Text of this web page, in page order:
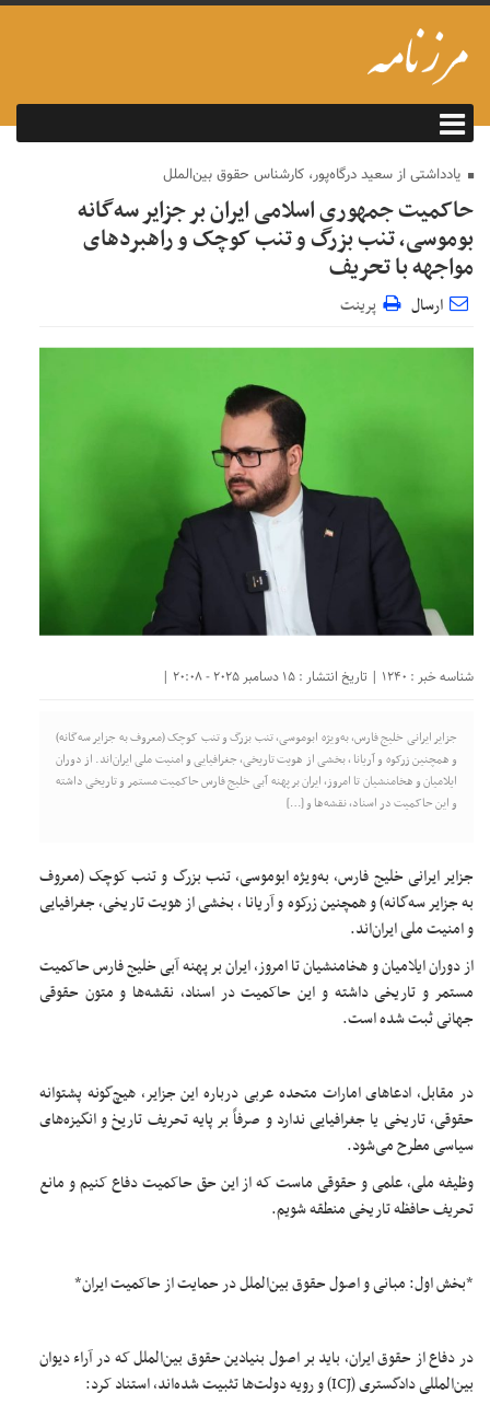
یادداشتی از سعید درگاه‌پور، کارشناس حقوق بین‌الملل
حاکمیت جمهوری اسلامی ایران بر جزایر سه‌گانه
بوموسی، تنب بزرگ و‌ تنب کوچک و راهبردهای
مواجهه با تحریف
ارسال پرینت
شناسه خبر : 1240 | تاریخ انتشار : 15 دسامبر 2025 - 20:08 |
جزایر ایرانی خلیج فارس، به‌ویژه ابوموسی، تنب بزرگ و تنب کوچک (معروف به جزایر سه‌گانه)
و همچنین زرکوه و آریانا ، بخشی از هویت تاریخی، جغرافیایی و امنیت ملی ایران‌اند. از دوران
ایلامیان و هخامنشیان تا امروز، ایران بر پهنه آبی خلیج فارس حاکمیت مستمر و تاریخی داشته
و این حاکمیت در اسناد، نقشه‌ها و […]
جزایر ایرانی خلیج فارس، به‌ویژه ابوموسی، تنب بزرگ و تنب کوچک (معروف
به جزایر سه‌گانه) و همچنین زرکوه و آریانا ، بخشی از هویت تاریخی، جغرافیایی
و امنیت ملی ایران‌اند.
از دوران ایلامیان و هخامنشیان تا امروز، ایران بر پهنه آبی خلیج فارس حاکمیت
مستمر و تاریخی داشته و این حاکمیت در اسناد، نقشه‌ها و متون حقوقی
جهانی ثبت شده است.
در مقابل، ادعاهای امارات متحده عربی درباره این جزایر، هیچ‌گونه پشتوانه
حقوقی، تاریخی یا جغرافیایی ندارد و صرفاً بر پایه تحریف تاریخ و انگیزه‌های
سیاسی مطرح می‌شود.
وظیفه ملی، علمی و حقوقی ماست که از این حق حاکمیت دفاع کنیم و مانع
تحریف حافظه تاریخی منطقه شویم.
*بخش اول: مبانی و اصول حقوق بین‌الملل در حمایت از حاکمیت ایران*
در دفاع از حقوق ایران، باید بر اصول بنیادین حقوق بین‌الملل که در آراء دیوان
بین‌المللی دادگستری (ICJ) و رویه دولت‌ها تثبیت شده‌اند، استناد کرد: